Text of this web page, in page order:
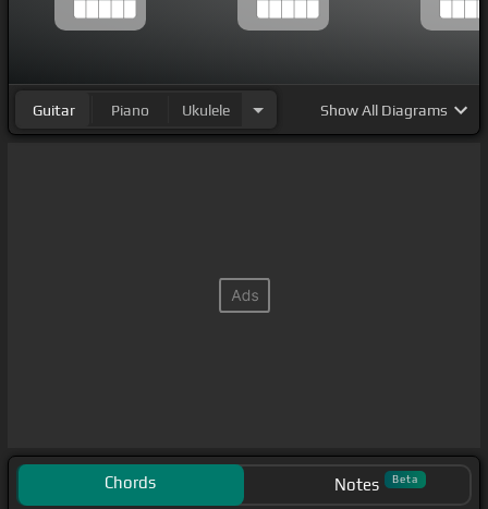
Guitar Piano Ukulele ShowAll Diagrams
Chords Notes Beta